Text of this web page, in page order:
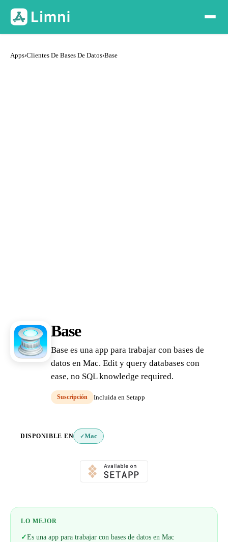
Apps›Clientes De Bases De Datos›Base
Base
Base es una app para trabajar con bases de
datos en Mac. Edit y query databases con
ease, no SQL knowledge required.
Suscripción Incluida en Setapp
DISPONIBLE EN ✓Mac
LO MEJOR
✓Es una app para trabajar con bases de datos en Mac